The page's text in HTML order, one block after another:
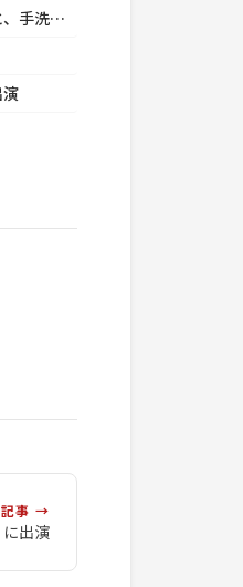
福田 博之 ACジャパン「日本食品衛生協会／あつこおねえさんと、手洗いいちまんじゃく♪」に出演
記事 →
出演